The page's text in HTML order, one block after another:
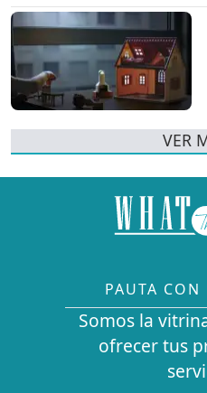
VER
PAUTA CON
Somos la
ofrecer tus